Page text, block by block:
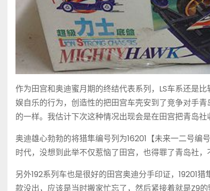
作为田宫和奥迪蜜月期的终结代表系列，LS车系还是
娱自乐的行为，创造性的把田宫车壳安到了竞争对手
的一样。我估计下次这种情况出现会是在田宫把青岛社
奥迪雄心勃勃的将猎隼编号列为16201【未来一二号
时代，没想到此举不仅惹恼了田宫，也得罪了青岛社
另外192系列车也是很好的田宫奥迪分手印证，19201
款没出，应该是当时搬家忙忘了，然后紧接着就是Z9